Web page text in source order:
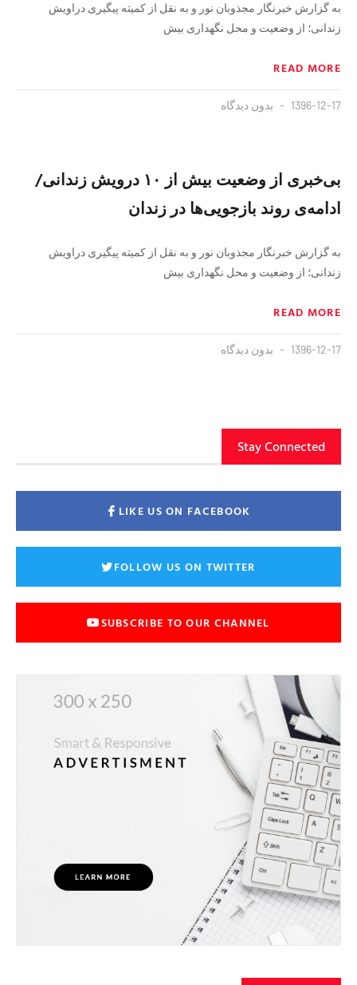
به گزارش خبرنگار مجذوبان نور و به نقل از کمیته پیگیری دراویش
زندانی؛ از وضعیت و محل نگهداری بیش
READ MORE
1396-12-17 بدون دیدگاه
بی‌خبری از وضعیت بیش از ۱۰ درویش زندانی/
ادامه‌ی روند بازجویی‌ها در زندان
به گزارش خبرنگار مجذوبان نور و به نقل از کمیته پیگیری دراویش
زندانی؛ از وضعیت و محل نگهداری بیش
READ MORE
1396-12-17 بدون دیدگاه
Stay Connected
LIKE US ON FACEBOOK
FOLLOW US ON TWITTER
SUBSCRIBE TO OUR CHANNEL